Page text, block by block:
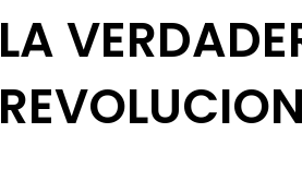
LA
REVOLUCION